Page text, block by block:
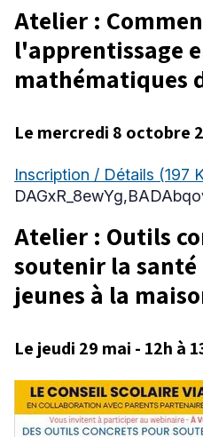
Atelier :
l'apprentissage
mathématiques
Le mercredi 8 octobre
Inscription / Détails (197
Atelier : Outils
soutenir la santé
jeunes à la
Le jeudi 29 mai - 12h à